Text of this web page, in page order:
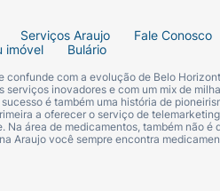
Serviços Araujo
Fale Conosco
imóvel Bulário
confunde com a evolução de Belo
inovadores e com um mix de
é também uma história de
a oferecer o serviço de
Na área de medicamentos, também não é
Araujo você sempre encontra